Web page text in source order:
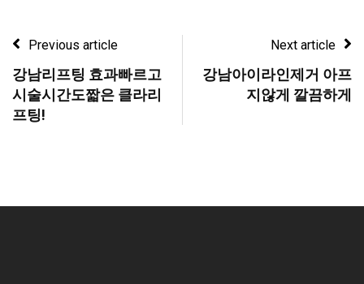
Previous article
강남리프팅 효과빠르고
시술시간도짧은 클라리
프팅!
Next article
강남아이라인제거 아프
지않게 깔끔하게